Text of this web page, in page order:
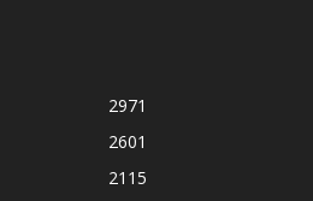
2971
2601
2115